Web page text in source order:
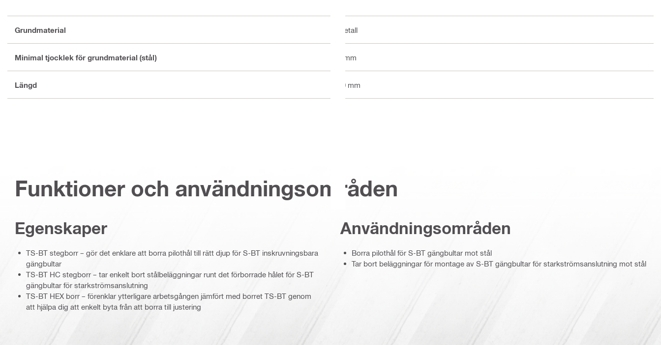
Grundmaterial Metall
Minimal tjocklek för grundmaterial (stål) 6 mm
Längd 60 mm
Funktioner och användningsområden
Egenskaper
TS-BT stegborr – gör det enklare att borra pilothål till rätt djup för S-BT inskruvningsbara
gängbultar
TS-BT HC stegborr – tar enkelt bort stålbeläggningar runt det förborrade hålet för S-BT
gängbultar för starkströmsanslutning
TS-BT HEX borr – förenklar ytterligare arbetsgången jämfört med borret TS-BT genom
att hjälpa dig att enkelt byta från att borra till justering
Användningsområden
Borra pilothål för S-BT gängbultar mot stål
Tar bort beläggningar för montage av S-BT gängbultar för starkströmsanslutning mot stål